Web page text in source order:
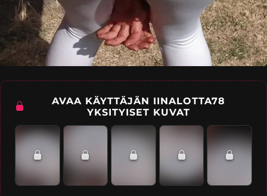
AVAA KÄYTTÄJÄN IINALOTTA78
YKSITYISET KUVAT